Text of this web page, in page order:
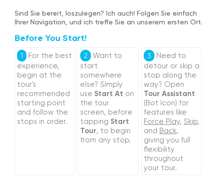
Sind Sie bereit, loszulegen? Ich auch! Folgen Sie einfach
Ihrer Navigation, und ich treffe Sie an unserem ersten Ort.
Before You Start!
1
For the best
experience,
begin at the
tour's
recommended
starting point
and follow the
stops in order.
2
Want to
start
somewhere
else? Simply
useStart At on
the tour
screen, before
tappingStart
Tour, to begin
from any stop.
3 Need to
detour or skip a
stop along the
way? Open
Tour Assistant
(Bot Icon) for
features like
Force Play, Skip,
and Back,
giving you full
flexibility
throughout
your tour.